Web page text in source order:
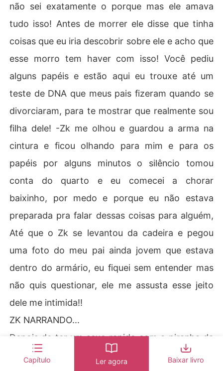
não sei exatamente o porque mas ele amava
tudo isso! Antes de morrer ele disse que tinha
coisas que eu iria descobrir sobre ele e acho que
esse morro tem haver com isso! Você pediu
alguns papéis e estão aqui eu trouxe até um
teste de DNA que meus pais fizeram quando se
divorciaram, para te mostrar que realmente sou
filha dele! -Zk me olhou e guardou a arma na
cintura e ficou olhando para mim e para os
papéis por alguns minutos o silêncio tomou
conta do quarto e eu comecei a chorar
baixinho, por medo e porque eu não estava
preparada pra falar dessas coisas para alguém,
Até que o Zk se levantou da cadeira e pegou
uma foto do meu pai ainda jovem que estava
dentro do armário, eu fiquei sem entender mas
não quis questionar, ele me assusta esse jeito
dele me intimida!!
ZK NARRANDO...
Depois de ter um sexo rapido com a piranha da
Bianka, do nada apareceu uma morena muito
Capítulo Ler agora Baixar livro